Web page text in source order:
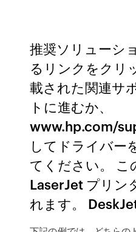
推奨ソリューシ
るリンクをクリ
載された関連サ
トに進むか、
www.hp.com/
してドライバー
てください。 こ
LaserJet プリン
れます。